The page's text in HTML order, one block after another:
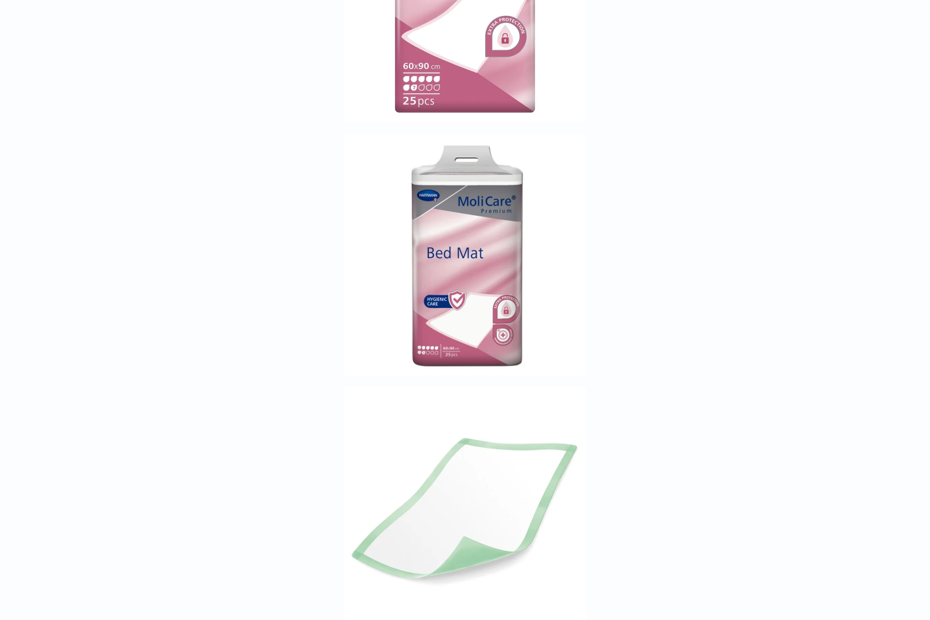
العظام
والذاكرة
القلب
مرضى
السكري
دعم
الكلى
والمسالك
البولية
دعم
الكبد
صحة
البروستاتا
الفيتامينات
مالتي
فيتامين
ب
فيتامين
فيتامين
هـ
المعادن